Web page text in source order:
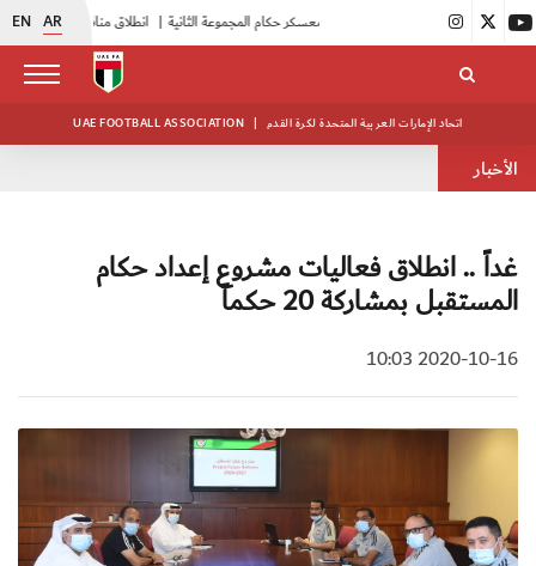
EN AR |
UAE FOOTBALL ASSOCIATION | اتحاد الإمارات العربية المتحدة لكرة القدم
الأخبار
غداً .. انطلاق فعاليات مشروع إعداد حكام
المستقبل بمشاركة 20 حكماً
2020-10-16 10:03